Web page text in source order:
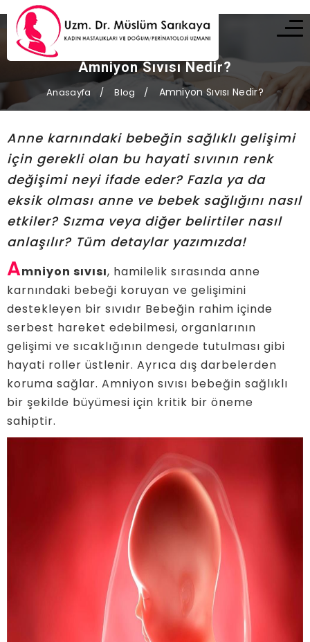
Amniyon Sıvısı Nedir?
Anasayfa Blog Amniyon Sıvısı Nedir?
Anne karnındaki bebeğin sağlıklı gelişimi
için gerekli olan bu hayati sıvının renk
değişimi neyi ifade eder? Fazla ya da
eksik olması anne ve bebek sağlığını nasıl
etkiler? Sızma veya diğer belirtiler nasıl
anlaşılır? Tüm detaylar yazımızda!
Amniyon sıvısı, hamilelik sırasında anne
karnındaki bebeği koruyan ve gelişimini
destekleyen bir sıvıdır Bebeğin rahim içinde
serbest hareket edebilmesi, organlarının
gelişimi ve sıcaklığının dengede tutulması gibi
hayati roller üstlenir. Ayrıca dış darbelerden
koruma sağlar. Amniyon sıvısı bebeğin sağlıklı
bir şekilde büyümesi için kritik bir öneme
sahiptir.